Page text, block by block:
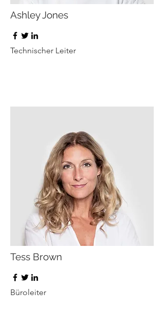
Ashley Jones
Technischer Leiter
Tess Brown
Büroleiter